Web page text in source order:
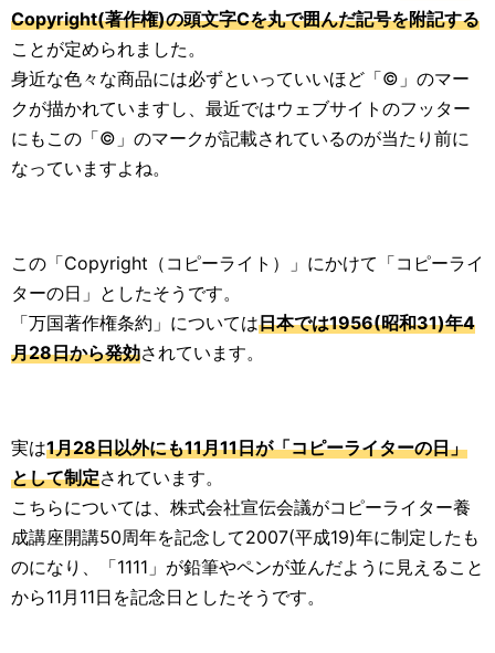
Copyright(著作権)の頭文字Cを丸で囲んだ記号を附記する
ことが定められました。
身近な色々な商品には必ずといっていいほど「©」のマー
クが描かれていますし、最近ではウェブサイトのフッター
にもこの「©」のマークが記載されているのが当たり前に
なっていますよね。
この「Copyright（コピーライト）」にかけて「コピーライ
ターの日」としたそうです。
「万国著作権条約」については日本では1956(昭和31)年4
月28日から発効されています。
実は1月28日以外にも11月11日が「コピーライターの日」
として制定されています。
こちらについては、株式会社宣伝会議がコピーライター養
成講座開講50周年を記念して2007(平成19)年に制定したも
のになり、「1111」が鉛筆やペンが並んだように見えること
から11月11日を記念日としたそうです。